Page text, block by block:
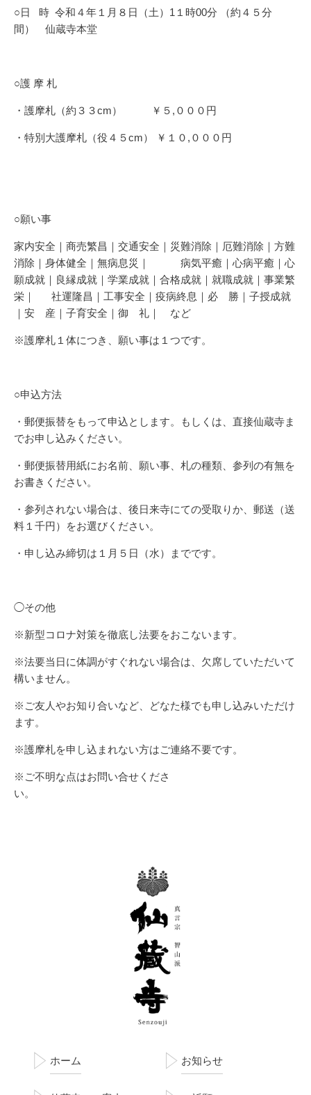
○日 時 令和４年１月８日（土） 1 １時00分 （約４５分
間） 仙蔵寺本堂
○護 摩 札
・護摩札（約３３cm） ￥５ , ０００円
・特別大護摩札（役４５cm） ￥１０ , ０００円
○願い事
家内安全｜商売繁昌｜交通安全｜災難消除｜厄難消除｜方難
消除｜身体健全｜無病息災｜ 病気平癒｜心病平癒｜心
願成就｜良縁成就｜学業成就｜合格成就｜就職成就｜事業繁
栄｜
社運隆昌｜工事安全｜疫病終息｜必 勝｜子授成就
｜安 産｜子育安全｜御 礼｜ など
※護摩札１体につき、願い事は１つです。
○申込方法
・郵便振替をもって申込とします。もしくは、直接仙蔵寺ま
でお申し込みください。
・郵便振替用紙にお名前、願い事、札の種類、参列の有無を
お書きください。
・参列されない場合は、後日来寺にての受取りか、郵送（送
料１千円）をお選びください。
・申し込み締切は１月５日（水）までです。
◯その他
※新型コロナ対策を徹底し法要をおこないます。
※法要当日に体調がすぐれない場合は、欠席していただいて
構いません。
※ご友人やお知り合いなど、どなた様でも申し込みいただけ
ます。
※護摩札を申し込まれない方はご連絡不要です。
※ご不明な点はお問い合せくださ
い。
ホーム お知らせ